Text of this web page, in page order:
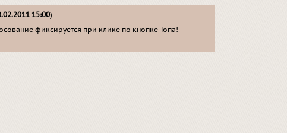
15:00)
фиксируется при клике по кнопке Топа!